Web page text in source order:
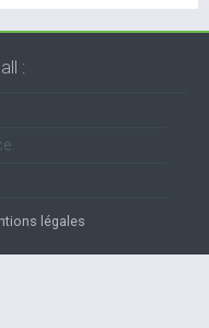
:
légales